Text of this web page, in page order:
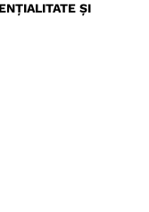
ŞI